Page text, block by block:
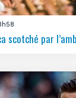
scotché par